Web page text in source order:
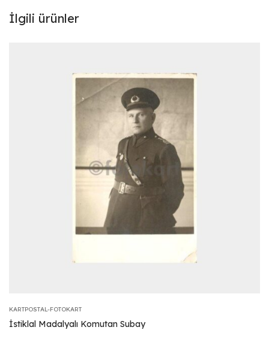
İlgili ürünler
KARTPOSTAL-FOTOKART
İstiklal Madalyalı Komutan Subay